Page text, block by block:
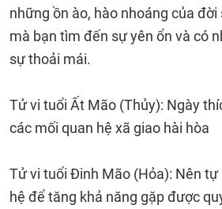
những ồn ào, hào nhoáng của đời
mà bạn tìm đến sự yên ổn và có
sự thoải mái.
Tử vi tuổi Ất Mão (Thủy): Ngày
các mối quan hệ xã giao hài hòa
Tử vi tuổi Đinh Mão (Hỏa): Nên
hệ để tăng khả năng gặp được